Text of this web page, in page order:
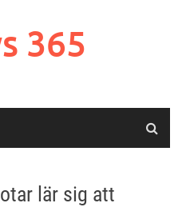
365
lär sig att